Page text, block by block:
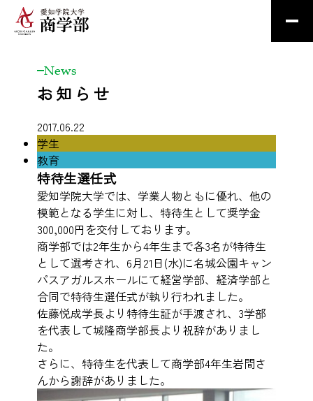
News
お知らせ
2017.06.22
学生
教育
特待生選任式
愛知学院大学では、学業人物ともに優れ、他の
模範となる学生に対し、特待生として奨学金
300,000円を交付しております。
商学部では2年生から4年生まで各3名が特待生
として選考され、6月21日(水)に名城公園キャン
パスアガルスホールにて経営学部、経済学部と
合同で特待生選任式が執り行われました。
佐藤悦成学長より特待生証が手渡され、3学部
を代表して城隆商学部長より祝辞がありまし
た。
さらに、特待生を代表して商学部4年生岩間さ
んから謝辞がありました。